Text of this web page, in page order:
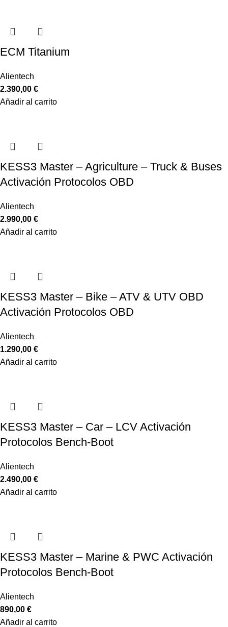
ECM Titanium
Alientech
2.390,00 €
Añadir al carrito
KESS3 Master – Agriculture – Truck & Buses
Activación Protocolos OBD
Alientech
2.990,00 €
Añadir al carrito
KESS3 Master – Bike – ATV & UTV OBD
Activación Protocolos OBD
Alientech
1.290,00 €
Añadir al carrito
KESS3 Master – Car – LCV Activación
Protocolos Bench-Boot
Alientech
2.490,00 €
Añadir al carrito
KESS3 Master – Marine & PWC Activación
Protocolos Bench-Boot
Alientech
890,00 €
Añadir al carrito